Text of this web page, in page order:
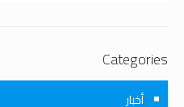
Categories
أخبار